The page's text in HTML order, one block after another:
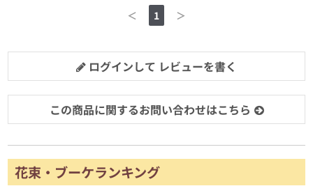
＜ 1 ＞
ログインして レビューを書く
この商品に関するお問い合わせはこちら
花束・ブーケランキング